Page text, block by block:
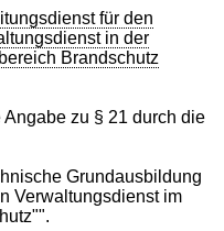
für den
in der
Brandschutz
Angabe zu § 21 durch die
Grundausbildung
Verwaltungsdienst im